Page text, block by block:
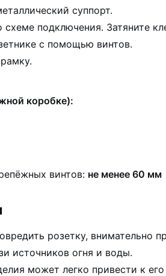
суппорт.
подключения. Затяните
с помощью винтов.
коробке):
винтов: не менее 60 мм
розетку, внимательно
источников огня и воды.
может легко привести к